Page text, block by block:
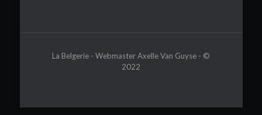
La Belgerie - Webmaster Axelle Van Guyse - ©
2022